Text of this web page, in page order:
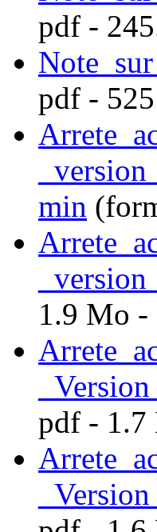
pdf -
pdf -
min
1.9 Mo -
pdf - 1.7